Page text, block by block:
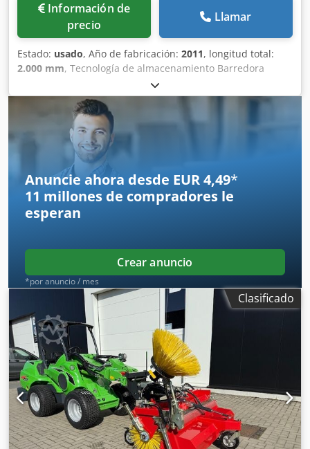
Información de
precio
Llamar
Estado: usado, Año de fabricación: 2011, longitud total:
2.000 mm, Tecnología de almacenamiento Barredora
Dulevo, modelo 90 BK Dkjdpjzcztpofx Ambsr Motor: a gas
Año de fabricación: 2011
Anuncie ahora desde EUR 4,49*
11 millones de compradores le
esperan
Crear anuncio
*por anuncio / mes
Clasificado